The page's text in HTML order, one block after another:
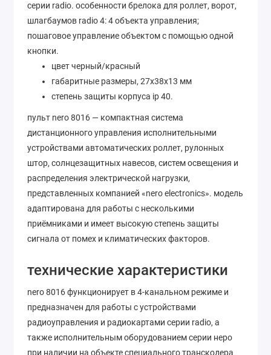
серии radio. особенности брелока для роллет, ворот,
шлагбаумов radio 4: 4 объекта управления;
пошаговое управление объектом с помощью одной
кнопки.
цвет черный/красный
габаритные размеры, 27х38х13 мм
степень защиты корпуса ip 40.
пульт nero 8016 — компактная система
дистанционного управления исполнительными
устройствами автоматических роллет, рулонных
штор, солнцезащитных навесов, систем освещения и
распределения электрической нагрузки,
представленных компанией «nero electronics». модель
адаптирована для работы с несколькими
приёмниками и имеет высокую степень защиты
сигнала от помех и климатических факторов.
технические характеристики
nero 8016 функционирует в 4-канальном режиме и
предназначен для работы с устройствами
радиоуправления и радиокартами серии radio, а
также исполнительным оборудованием серии неро
при наличии на объекте специального транскодера